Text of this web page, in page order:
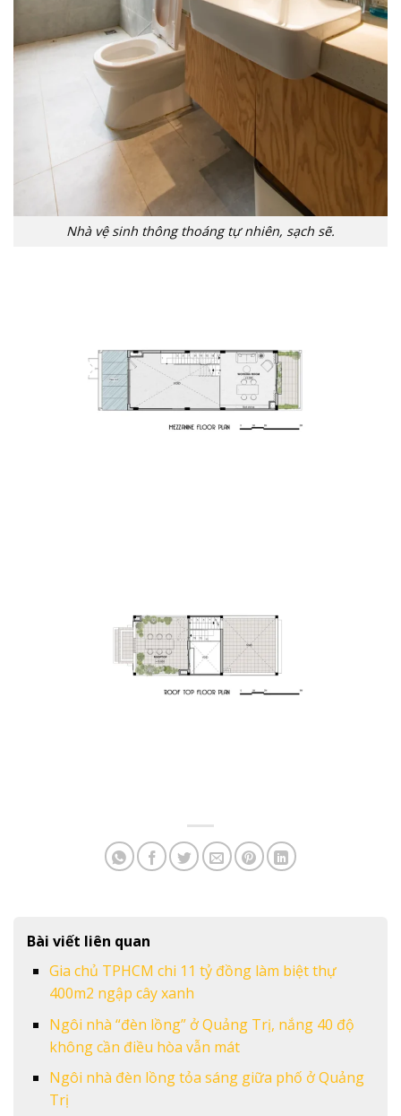
Nhà vệ sinh thông thoáng tự nhiên, sạch sẽ.
Bài viết liên quan
Gia chủ TPHCM chi 11 tỷ đồng làm biệt thự
400m2 ngập cây xanh
Ngôi nhà “đèn lồng” ở Quảng Trị, nắng 40 độ
không cần điều hòa vẫn mát
Ngôi nhà đèn lồng tỏa sáng giữa phố ở Quảng
Trị